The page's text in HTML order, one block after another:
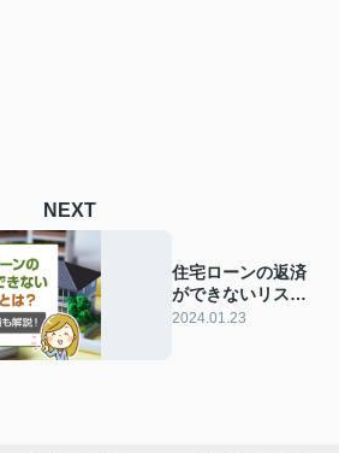
NEXT
住宅ローンの返済
ができないリスク
とは？救済措置も
2024.01.23